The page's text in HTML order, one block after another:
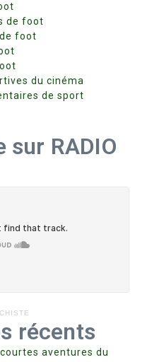
de foot
foot
du cinéma
de sport
sur RADIO
récents
courtes aventures du